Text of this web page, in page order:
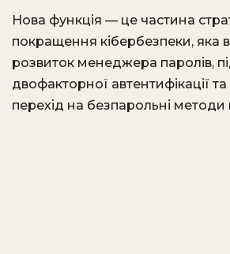
Нова функція — це частина
покращення кібербезпеки, яка
розвиток менеджера паролів,
двофакторної автентифікації
перехід на безпарольні методи